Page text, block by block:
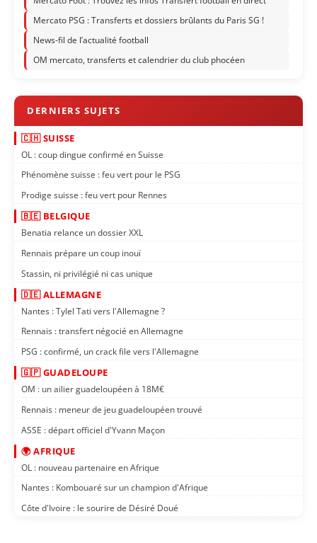
Mercato PSG : Transferts et dossiers brûlants du Paris SG !
News-fil de l’actualité football
OM mercato, transferts et calendrier du club phocéen
🇨🇭 SUISSE
OL : coup dingue confirmé en Suisse
Phénomène suisse : feu vert pour le PSG
Prodige suisse : feu vert pour Rennes
🇧🇪 BELGIQUE
Benatia relance un dossier XXL
Rennais prépare un coup inouï
Stassin, ni privilégié ni cas unique
🇩🇪 ALLEMAGNE
Nantes : Tylel Tati vers l'Allemagne ?
Rennais : transfert négocié en Allemagne
PSG : confirmé, un crack file vers l'Allemagne
🇬🇵 GUADELOUPE
OM : un ailier guadeloupéen à 18M€
Rennais : meneur de jeu guadeloupéen trouvé
ASSE : départ officiel d'Yvann Maçon
🌍 AFRIQUE
OL : nouveau partenaire en Afrique
Nantes : Kombouaré sur un champion d'Afrique
Côte d'Ivoire : le sourire de Désiré Doué